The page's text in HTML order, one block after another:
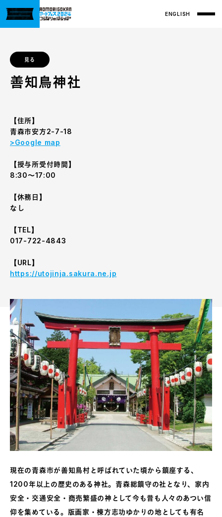
ENGLISH
見る
善知鳥神社
【住所】
青森市安方2-7-18
>Google map
【授与所受付時間】
8:30〜17:00
【休務日】
なし
【TEL】
017-722-4843
【URL】
https://utojinja.sakura.ne.jp
現在の青森市が善知鳥村と呼ばれていた頃から鎮座する、
1200年以上の歴史のある神社。青森総鎮守の社となり、家内
安全・交通安全・商売繁盛の神として今も昔も人々のあつい信
仰を集めている。版画家・棟方志功ゆかりの地としても有名